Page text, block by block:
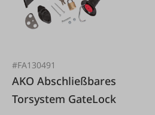
#FA130491
AKO Abschließbares
Torsystem GateLock